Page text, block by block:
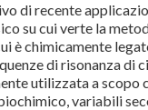
di recente
su cui verte la
è chimicamente
di risonanza di
utilizzata a
variabili